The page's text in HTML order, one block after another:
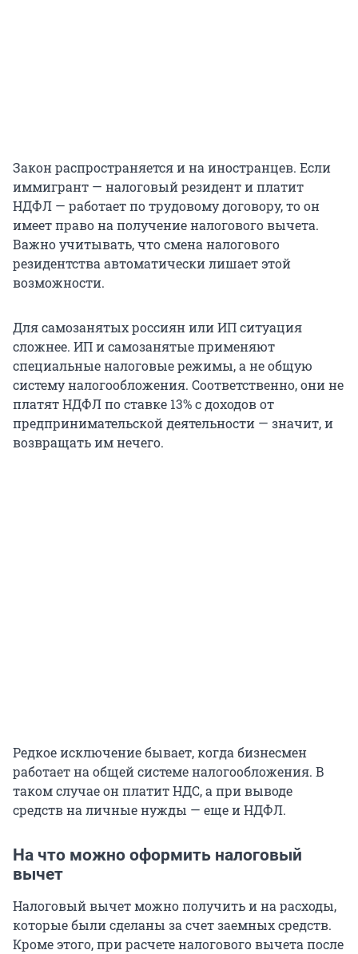
Закон распространяется и на иностранцев. Если
иммигрант — налоговый резидент и платит
НДФЛ — работает по трудовому договору, то он
имеет право на получение налогового вычета.
Важно учитывать, что смена налогового
резидентства автоматически лишает этой
возможности.
Для самозанятых россиян или ИП ситуация
сложнее. ИП и самозанятые применяют
специальные налоговые режимы, а не общую
систему налогообложения. Соответственно, они не
платят НДФЛ по ставке 13% с доходов от
предпринимательской деятельности — значит, и
возвращать им нечего.
Редкое исключение бывает, когда бизнесмен
работает на общей системе налогообложения. В
таком случае он платит НДС, а при выводе
средств на личные нужды — еще и НДФЛ.
На что можно оформить налоговый
вычет
Налоговый вычет можно получить и на расходы,
которые были сделаны за счет заемных средств.
Кроме этого, при расчете налогового вычета после